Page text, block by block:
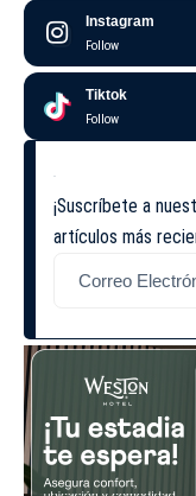
Instagram
Follow
Tiktok
Follow
¡Suscríbete a
artículos más